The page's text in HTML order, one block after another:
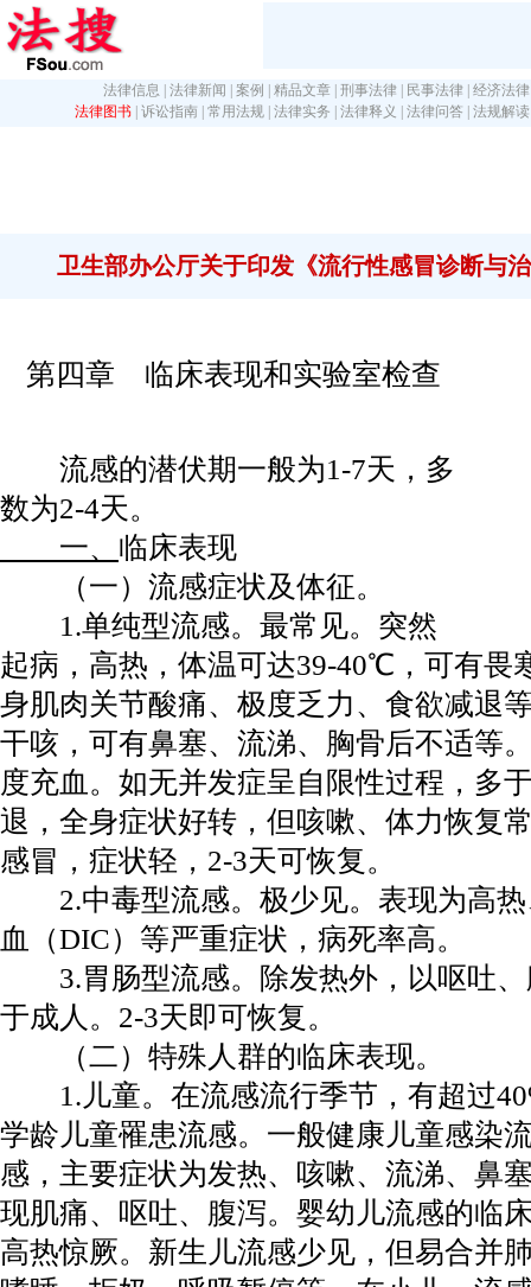
法律信息 法律新闻 案例 精品文章 刑事法律 民事法律 经济法律
法律图书 诉讼指南 常用法规 法律实务 法律释义 法律问答 法规解读
卫生部办公厅关于印发《流行性感冒诊断与
第四章 临床表现和实验室检查
流感的潜伏期一般为1-7天，多
数为2-4天。
一、 临床表现
（一）流感症状及体征。
1.单纯型流感。最常见。突然
起病，高热，体温可达39-40℃，可有畏
身肌肉关节酸痛、极度乏力、食欲减退
干咳，可有鼻塞、流涕、胸骨后不适等
度充血。如无并发症呈自限性过程，多
退，全身症状好转，但咳嗽、体力恢复
感冒，症状轻，2-3天可恢复。
2.中毒型流感。极少见。表现为高热
血（DIC）等严重症状，病死率高。
3.胃肠型流感。除发热外，以呕吐、
于成人。2-3天即可恢复。
（二）特殊人群的临床表现。
1.儿童。在流感流行季节，有超过
学龄儿童罹患流感。一般健康儿童感染
感，主要症状为发热、咳嗽、流涕、鼻
现肌痛、呕吐、腹泻。婴幼儿流感的临
高热惊厥。新生儿流感少见，但易合并